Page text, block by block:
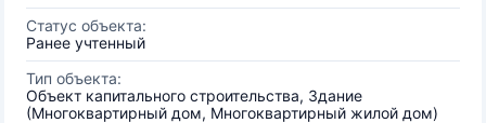
Статус объекта:
Ранее учтенный
Тип объекта:
Объект капитального строительства, Здание
(Многоквартирный дом, Многоквартирный жилой дом)